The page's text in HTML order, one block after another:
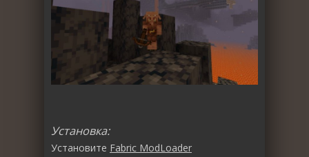
Установка:
Установите Fabric ModLoader